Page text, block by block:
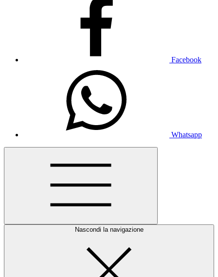
Facebook
Whatsapp
Nascondi la navigazione